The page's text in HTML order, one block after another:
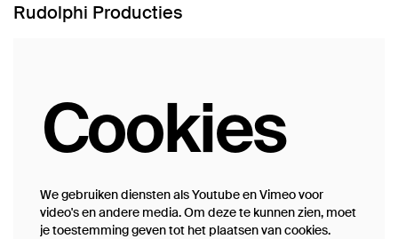
Rudolphi Producties
Cookies
We gebruiken diensten als Youtube en Vimeo voor
video's en andere media. Om deze te kunnen zien, moet
je toestemming geven tot het plaatsen van cookies.